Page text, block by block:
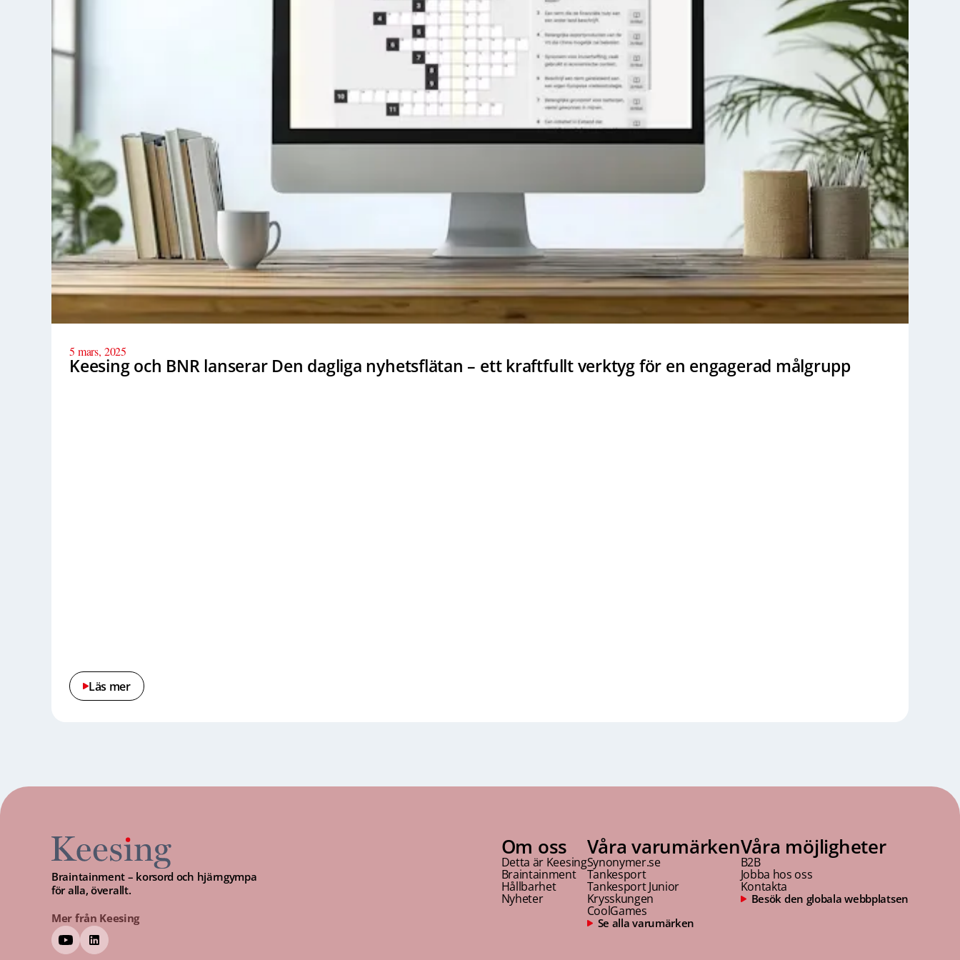
5 mars, 2025
Keesing och BNR lanserar Den dagliga nyhetsflätan – ett kraftfullt verktyg för en engagerad målgrupp
Läs mer
Braintainment – korsord och hjärngympa
för alla, överallt.
Mer från Keesing
Om oss
Detta är Keesing
Braintainment
Hållbarhet
Nyheter
Våra varumärken
Synonymer.se
Tankesport
Tankesport Junior
Krysskungen
CoolGames
Se alla varumärken
Våra möjligheter
B2B
Jobba hos oss
Kontakta
Besök den globala webbplatsen